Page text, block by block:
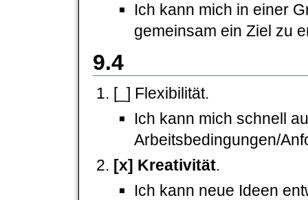
Ich kann mich in einer
gemeinsam ein Ziel zu
9.4
[_] Flexibilität.
Ich kann mich schnell
Arbeitsbedingungen/
[x] Kreativität.
Ich kann neue Ideen